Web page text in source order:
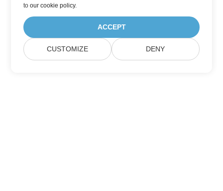
toour cookie policy.
ACCEPT
CUSTOMIZE DENY